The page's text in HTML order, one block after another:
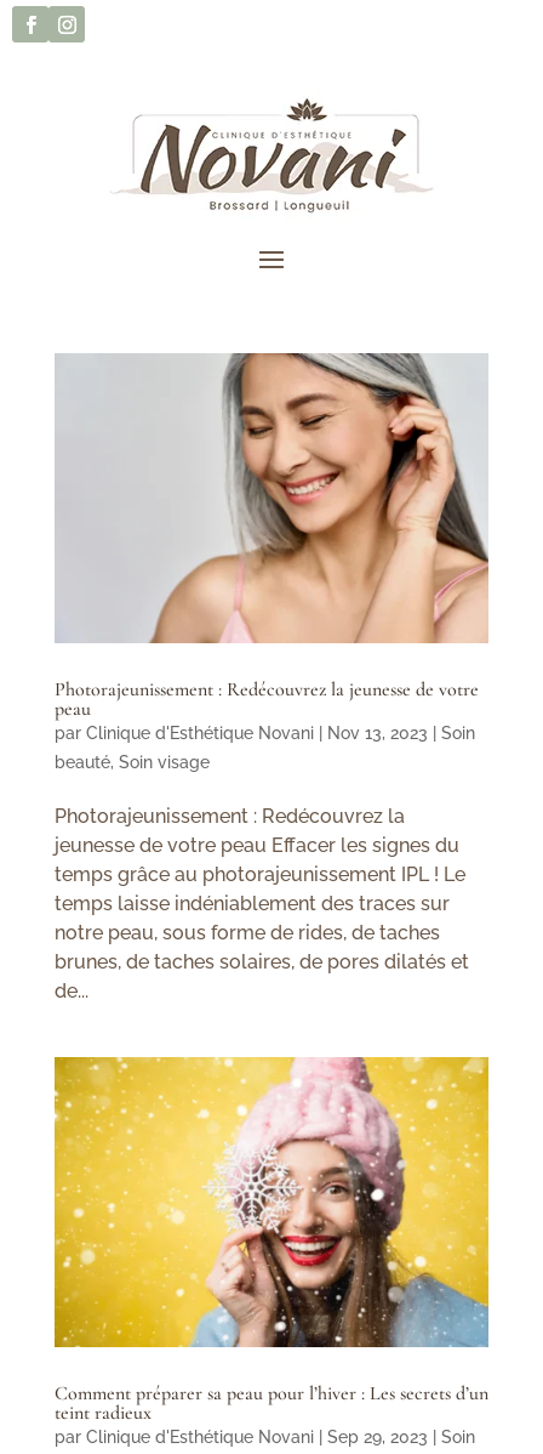
Photorajeunissement : Redécouvrez la jeunesse de votre
peau
par Clinique d'Esthétique Novani| Nov 13, 2023
Soin
beauté, Soin visage
Photorajeunissement : Redécouvrez la
jeunesse de votre peau Effacer les signes du
temps grâce au photorajeunissement IPL ! Le
temps laisse indéniablement des traces sur
notre peau, sous forme de rides, de taches
brunes, de taches solaires, de pores dilatés et
de...
Comment préparer sa peau pour l’hiver : Les secrets d’un
teint radieux
par Clinique d'Esthétique Novani| Sep 29, 2023
Soin